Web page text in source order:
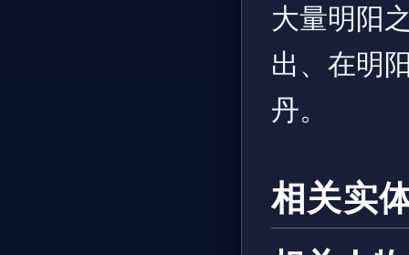
大量明阳
出、在明
丹。
相关实